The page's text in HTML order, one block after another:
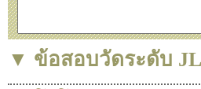
▼ ข้อสอบวัดระดับ